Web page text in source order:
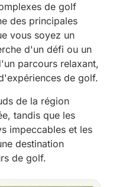
de golf
des principales
vous soyez un
d'un défi ou un
parcours relaxant,
de golf.
de la région
tandis que les
impeccables et les
destination
de golf.